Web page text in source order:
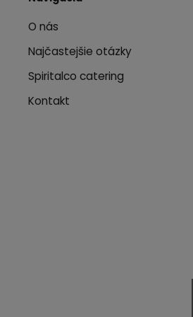
O nás
Najčastejšie otázky
Spiritalco catering
Kontakt